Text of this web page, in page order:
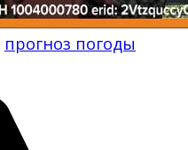
прогноз погоды